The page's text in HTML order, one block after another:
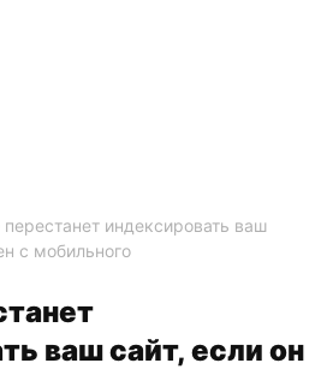
перестанет индексировать ваш
с мобильного
ваш сайт, если он